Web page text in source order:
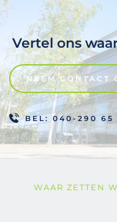
Vertel ons
NEEM CONTACT
BEL: 040-290 65
WAAR ZETTEN